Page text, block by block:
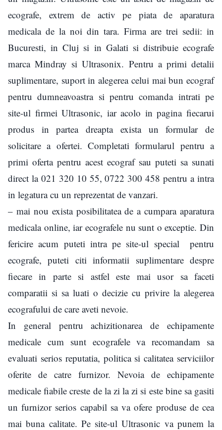
ecografe, extrem de activ pe piata de aparatura
medicala de la noi din tara. Firma are trei sedii: in
Bucuresti, in Cluj si in Galati si distribuie ecografe
marca Mindray si Ultrasonix. Pentru a primi detalii
suplimentare, suport in alegerea celui mai bun ecograf
pentru dumneavoastra si pentru comanda intrati pe
site-ul firmei Ultrasonic, iar acolo in pagina fiecarui
produs in partea dreapta exista un formular de
solicitare a ofertei. Completati formularul pentru a
primi oferta pentru acest ecograf sau puteti sa sunati
direct la 021 320 10 55, 0722 300 458 pentru a intra
in legatura cu un reprezentat de vanzari.
– mai nou exista posibilitatea de a cumpara aparatura
medicala online, iar ecografele nu sunt o exceptie. Din
fericire acum puteti intra pe site-ul special pentru
ecografe, puteti citi informatii suplimentare despre
fiecare in parte si astfel este mai usor sa faceti
comparatii si sa luati o decizie cu privire la alegerea
ecografului de care aveti nevoie.
In general pentru achizitionarea de echipamente
medicale cum sunt ecografele va recomandam sa
evaluati serios reputatia, politica si calitatea serviciilor
oferite de catre furnizor. Nevoia de echipamente
medicale fiabile creste de la zi la zi si este bine sa gasiti
un furnizor serios capabil sa va ofere produse de cea
mai buna calitate. Pe site-ul Ultrasonic va punem la